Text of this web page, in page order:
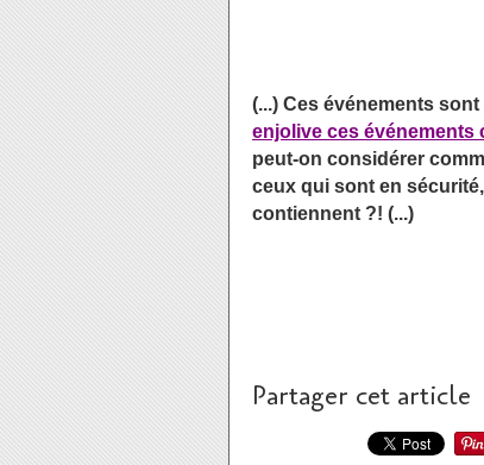
(...) Ces événements
enjolive ces événements
peut-on considérer
ceux qui sont en
contiennent ?! (...)
Partager cet article